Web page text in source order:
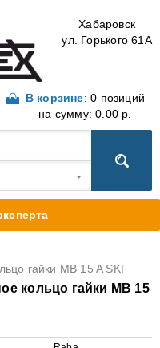
Хабаровск
ул. Горького 61А
В корзине: 0 позиций
на сумму: 0.00 р.
гайки MB 15 A SKF
кольцо гайки MB 15